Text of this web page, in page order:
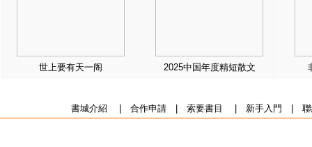
世上要有天一阁 2025中国年度精短散文
書城介紹 合作申請| 索要書目 新手入門